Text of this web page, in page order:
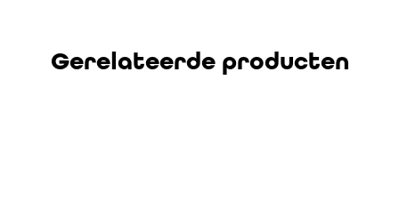
Gerelateerde producten